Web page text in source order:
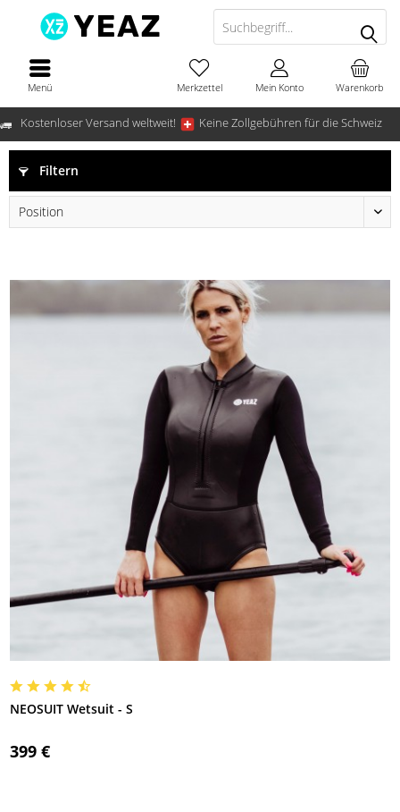
Kostenloser Versand weltweit! Keine Zollgebühren für die Schweiz
Menü Warenkorb
Merkzettel Mein Konto
Filtern
NEOSUIT Wetsuit - S
399 €